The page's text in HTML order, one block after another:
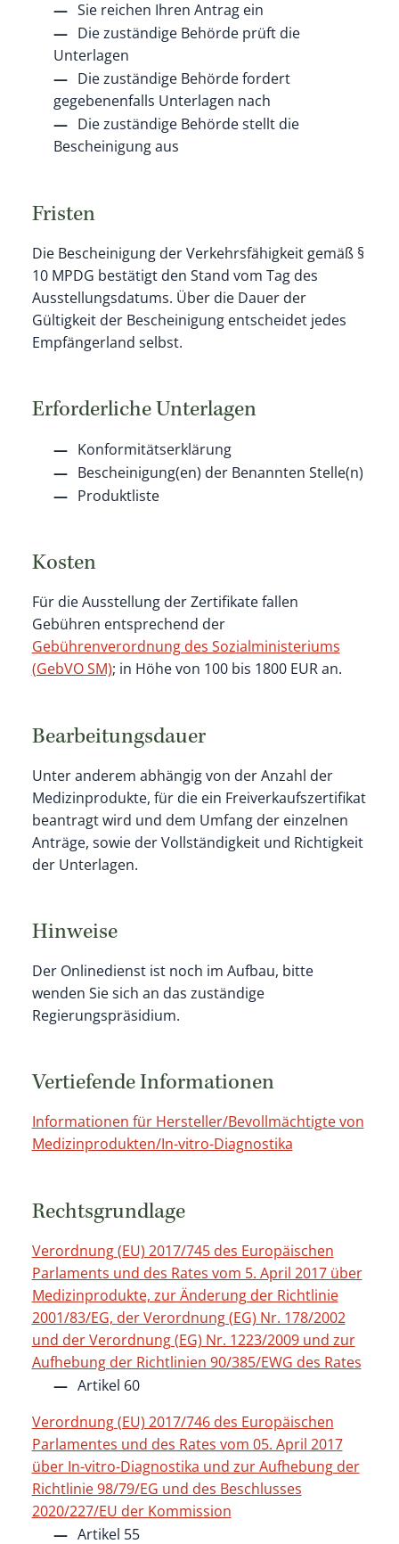
Sie reichen Ihren Antrag ein
Die zuständige Behörde prüft die
Unterlagen
Die zuständige Behörde fordert
gegebenenfalls Unterlagen nach
Die zuständige Behörde stellt die
Bescheinigung aus
Fristen
Die Bescheinigung der Verkehrsfähigkeit gemäß §
10 MPDG bestätigt den Stand vom Tag des
Ausstellungsdatums. Über die Dauer der
Gültigkeit der Bescheinigung entscheidet jedes
Empfängerland selbst.
Erforderliche Unterlagen
Konformitätserklärung
Bescheinigung(en) der Benannten Stelle(n)
Produktliste
Kosten
Für die Ausstellung der Zertifikate fallen
Gebühren entsprechend der
Gebührenverordnung des Sozialministeriums
(GebVO SM); in Höhe von 100 bis 1800 EUR an.
Bearbeitungsdauer
Unter anderem abhängig von der Anzahl der
Medizinprodukte, für die ein Freiverkaufszertifikat
beantragt wird und dem Umfang der einzelnen
Anträge, sowie der Vollständigkeit und Richtigkeit
der Unterlagen.
Hinweise
Der Onlinedienst ist noch im Aufbau, bitte
wenden Sie sich an das zuständige
Regierungspräsidium.
Vertiefende Informationen
Informationen für Hersteller/Bevollmächtigte von
Medizinprodukten/In-vitro-Diagnostika
Rechtsgrundlage
Verordnung (EU) 2017/745 des Europäischen
Parlaments und des Rates vom 5. April 2017 über
Medizinprodukte, zur Änderung der Richtlinie
2001/83/EG, der Verordnung (EG) Nr. 178/2002
und der Verordnung (EG) Nr. 1223/2009 und zur
Aufhebung der Richtlinien 90/385/EWG des Rates
Artikel 60
Verordnung (EU) 2017/746 des Europäischen
Parlamentes und des Rates vom 05. April 2017
über In-vitro-Diagnostika und zur Aufhebung der
Richtlinie 98/79/EG und des Beschlusses
2020/227/EU der Kommission
Artikel 55